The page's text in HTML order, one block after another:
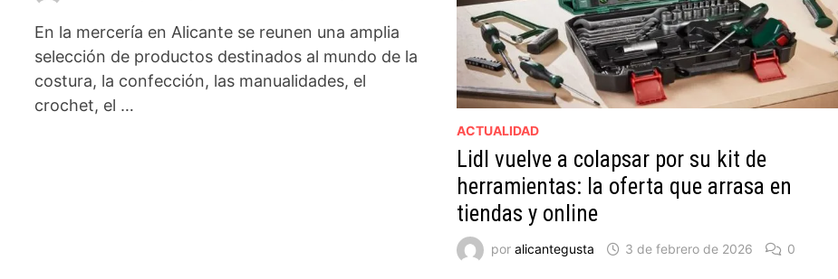
En la mercería en Alicante se reunen una amplia
selección de productos destinados al mundo de la
costura, la confección, las manualidades, el
crochet, el …
ACTUALIDAD
Lidl vuelve a colapsar por su kit de
herramientas: la oferta que arrasa en
tiendas y online
por alicantegusta 3 de febrero de 2026 0